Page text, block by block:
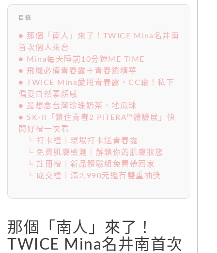
目錄
● 那個「南人」來了！TWICE Mina名井南
首次個人來台
● Mina每天睡前10分鐘ME TIME
● 飛機必備青春露＋青春鎖精華
● TWICE Mina愛用青春露、CC霜！私下
偏愛自然素顏感
● 最想念台灣珍珠奶茶、地瓜球
● SK-II「鎖住青春2 PITERA™體驗展」快
閃好禮一次看
└ 打卡禮｜現場打卡送青春露
└ 免費肌膚檢測｜解鎖你的肌膚狀態
└ 註冊禮｜新品體驗組免費帶回家
└ 成交禮｜滿2,990元還有雙重抽獎
那個「南人」來了！
TWICE Mina名井南首次